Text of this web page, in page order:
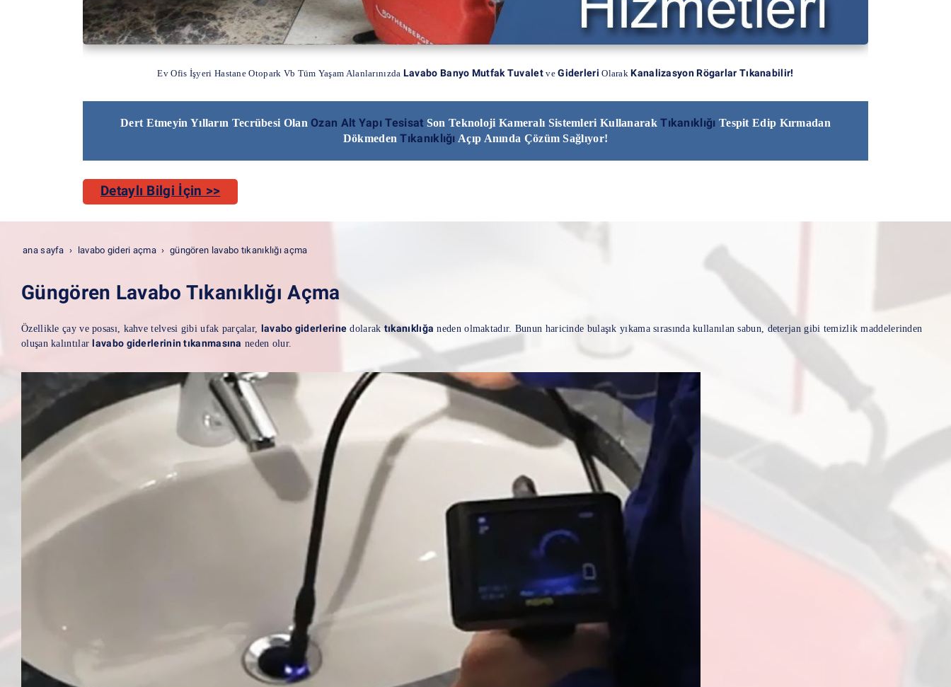
Ev Ofis İşyeri Hastane Otopark Vb Tüm Yaşam Alanlarınızda Lavabo Banyo Mutfak Tuvalet veGiderleri OlarakKanalizasyon Rögarlar Tıkanabilir!
Dert Etmeyin Yılların Tecrübesi OlanOzan Alt Yapı Tesisat Son Teknoloji Kameralı Sistemleri KullanarakTıkanıklığı Tespit Edip Kırmadan
DökmedenTıkanıklığı Açıp Anında Çözüm Sağlıyor!
Detaylı Bilgi İçin >>
ana sayfa lavabo gideri açma güngören lavabo tıkanıklığı açma
Güngören Lavabo Tıkanıklığı Açma
Özellikle çay ve posası, kahve telvesi gibi ufak parçalar, lavabo giderlerine dolarak tıkanıklığa neden olmaktadır. Bunun haricinde bulaşık yıkama sırasında kullanılan sabun, deterjan gibi temizlik maddelerinden
oluşan kalıntılar lavabo giderlerinin tıkanmasına neden olur.